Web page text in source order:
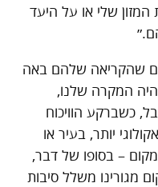
שלי או על היעד
שהקריאה שלהם באה
המקרה שלנו,
כשברקע הוויכוח
יותר, בעיר או
– בסופו של דבר,
מגורינו משלל סיבות